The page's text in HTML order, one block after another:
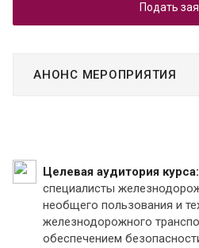
Подать
АНОНС МЕРОПРИЯТИЯ
Целевая аудитория курса:
специалисты
необщего пользования и
железнодорожного
обеспечением